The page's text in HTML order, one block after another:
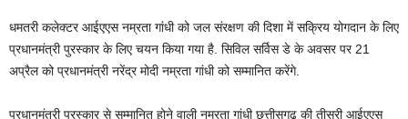
धमतरी कलेक्टर आईएएस नम्रता गांधी को जल संरक्षण की दिशा में सक्रिय योगदान के लिए
प्रधानमंत्री पुरस्कार के लिए चयन किया गया है. सिविल सर्विस डे के अवसर पर 21
अप्रैल को प्रधानमंत्री नरेंद्र मोदी नम्रता गांधी को सम्मानित करेंगे.
प्रधानमंत्री पुरस्कार से सम्मानित होने वाली नम्रता गांधी छत्तीसगढ़ की तीसरी आईएएस